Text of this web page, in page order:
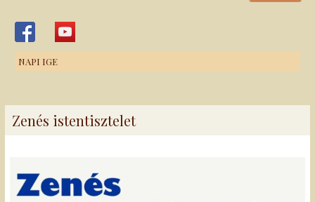
NAPI IGE
Zenés istentisztelet